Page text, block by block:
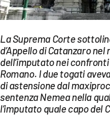
LAC TV
LAC ONAIR
LaC
Network
LACPLAY.IT
La Suprema Corte
d’Appello di Catanzaro
dell’imputato nei
Romano. I due togati
di astensione dal
sentenza Nemea nella
l’imputato quale capo del